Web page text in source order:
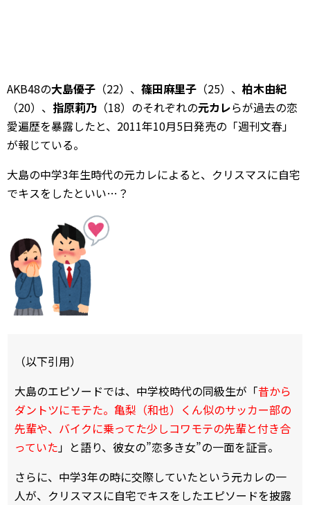
AKB48の大島優子 （22）、 篠田麻里子 （25）、 柏木由紀
（20）、 指原莉乃 （18）のそれぞれの元カレらが過去の恋
愛遍歴を暴露したと、2011年10月5日発売の「週刊文春」
が報じている。
大島の中学3年生時代の元カレによると、クリスマスに自宅
でキスをしたといい…？
（以下引用）
大島のエピソードでは、中学校時代の同級生が「昔から
ダントツにモテた。亀梨（和也）くん似のサッカー部の
先輩や、バイクに乗ってた少しコワモテの先輩と付き合
っていた」と語り、彼女の”恋多き女”の一面を証言。
さらに、中学3年の時に交際していたという元カレの一
人が、クリスマスに自宅でキスをしたエピソードを披露